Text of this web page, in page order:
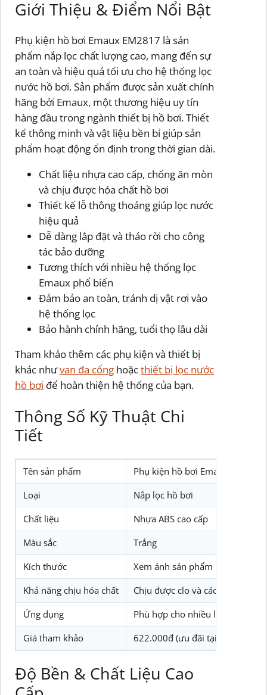
Giới Thiệu & Điểm Nổi Bật
Phụ kiện hồ bơi Emaux EM2817 là sản
phẩm nắp lọc chất lượng cao, mang đến sự
an toàn và hiệu quả tối ưu cho hệ thống lọc
nước hồ bơi. Sản phẩm được sản xuất chính
hãng bởi Emaux, một thương hiệu uy tín
hàng đầu trong ngành thiết bị hồ bơi. Thiết
kế thông minh và vật liệu bền bỉ giúp sản
phẩm hoạt động ổn định trong thời gian dài.
Chất liệu nhựa cao cấp, chống ăn mòn
và chịu được hóa chất hồ bơi
Thiết kế lỗ thông thoáng giúp lọc nước
hiệu quả
Dễ dàng lắp đặt và tháo rời cho công
tác bảo dưỡng
Tương thích với nhiều hệ thống lọc
Emaux phổ biến
Đảm bảo an toàn, tránh dị vật rơi vào
hệ thống lọc
Bảo hành chính hãng, tuổi thọ lâu dài
Tham khảo thêm các phụ kiện và thiết bị
khác nhưvan đa cổng hoặcthiết bị lọc nước
hồ bơi để hoàn thiện hệ thống của bạn.
Thông Số Kỹ Thuật Chi
Tiết
Tên sản phẩm Phụ kiện hồ bơi Emaux EM2817
Loại Nắp lọc hồ bơi
Chất liệu Nhựa ABS cao cấp
Màu sắc Trắng
Kích thước Xem ảnh sản phẩm
Khả năng chịu hóa chất Chịu được clo và các hóa chất
Ứng dụng Phù hợp cho nhiều loại bể bơi
Giá tham khảo 622.000đ (ưu đãi tại
Độ Bền & Chất Liệu Cao